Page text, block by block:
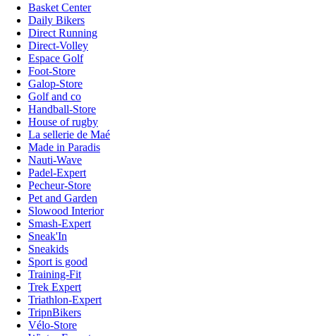
Basket Center
Daily Bikers
Direct Running
Direct-Volley
Espace Golf
Foot-Store
Galop-Store
Golf and co
Handball-Store
House of rugby
La sellerie de Maé
Made in Paradis
Nauti-Wave
Padel-Expert
Pecheur-Store
Pet and Garden
Slowood Interior
Smash-Expert
Sneak'In
Sneakids
Sport is good
Training-Fit
Trek Expert
Triathlon-Expert
TripnBikers
Vélo-Store